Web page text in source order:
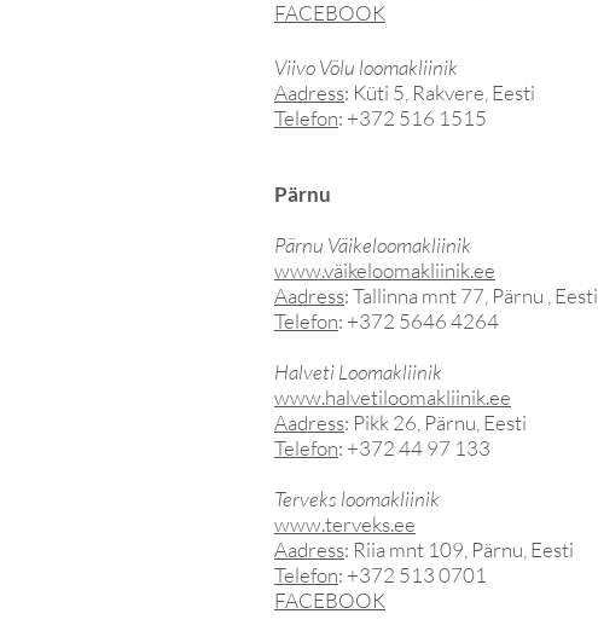
FACEBOOK
Viivo Võlu loomakliinik
Aadress: Küti 5, Rakvere, Eesti
Telefon: +372 516 1515
Pärnu
Pärnu Väikeloomakliinik
www.väikeloomakliinik.ee
Aadress: Tallinna mnt 77, Pärnu , Eesti
Telefon: +372 5646 4264
Halveti Loomakliinik
www.halvetiloomakliinik.ee
Aadress: Pikk 26, Pärnu, Eesti
Telefon: +372 44 97 133
Terveks loomakliinik
www.terveks.ee
Aadress: Riia mnt 109, Pärnu, Eesti
Telefon: +372 513 0701
FACEBOOK